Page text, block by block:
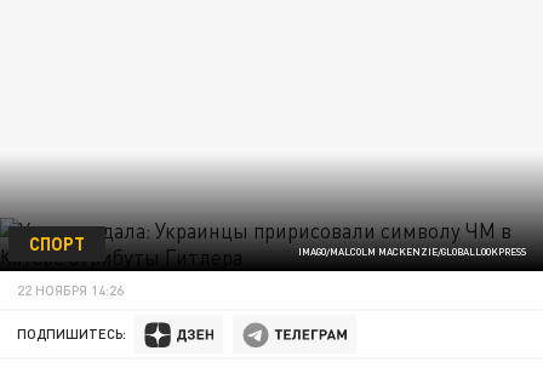
IMAGO/MALCOLM MACKENZIE/GLOBALLOOKPRESS
СПОРТ
22 НОЯБРЯ 14:26
ПОДПИШИТЕСЬ: